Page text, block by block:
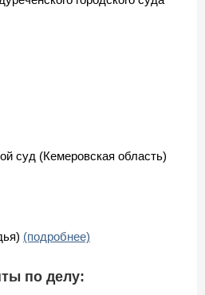
суд (Кемеровская область)
(подробнее)
по делу: